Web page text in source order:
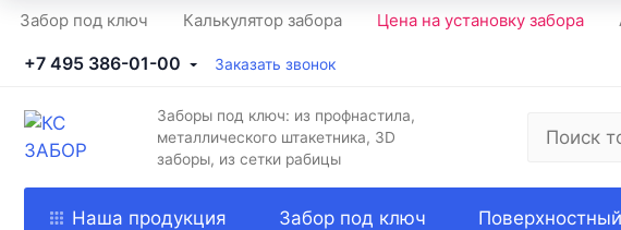
Забор под ключ Калькулятор забора Цена на установку забора
+7 495 386-01-00 Заказать звонок
Заборы под ключ: из профнастила,
металлического штакетника, 3D
заборы, из сетки рабицы
Наша продукция Забор под ключ